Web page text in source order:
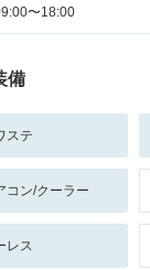
〜18:00
備
ステ
コン/クーラー
レス